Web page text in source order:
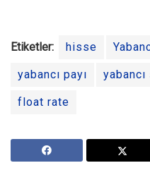
Etiketler: hisse
yabancı payı
float rate